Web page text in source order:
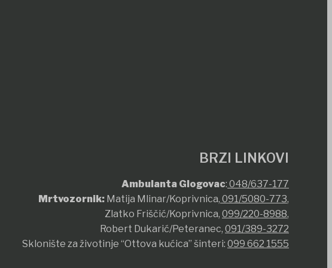
BRZI LINKOVI
Ambulanta Glogovac: 048/637-177
Mrtvozornik: Matija Mlinar/Koprivnica, 091/5080-773,
Zlatko Friščić/Koprivnica, 099/220-8988,
Robert Dukarić/Peteranec, 091/389-3272
Sklonište za životinje “Ottova kućica” šinteri: 099 662 1555